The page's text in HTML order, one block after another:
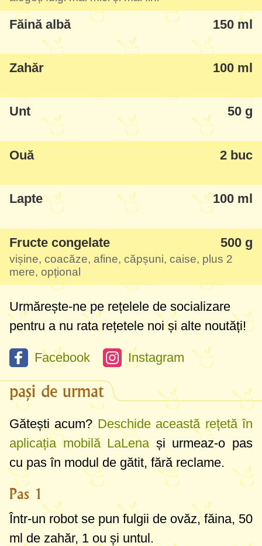
interesantă, iar după ce mai absoarbe din
zeama de fructe e o nebunie...
Recomand s-o încercați cu orice fructe
căpșuni (eu le pun așa congelate, nu le
mai decongelez) - și neapărat să încercați
să le combinați și cu mere, deși nu este
obligatoriu.
Făină albă 150 ml
Zahăr 100 ml
Unt 50 g
Ouă 2 buc
Lapte 100 ml
Fructe congelate 500 g
vișine, coacăze, afine, căpșuni, caise, plus 2
mere, opțional
Urmărește-ne pe rețelele de socializare
pentru a nu rata rețetele noi și alte noutăți!
Facebook Instagram
pași de urmat
Gătești acum? Deschide această rețetă în
aplicația mobilă LaLena și urmeaz-o pas
cu pas în modul de gătit, fără reclame.
Pas 1
Într-un robot se pun fulgii de ovăz, făina, 50
ml de zahăr, 1 ou și untul.